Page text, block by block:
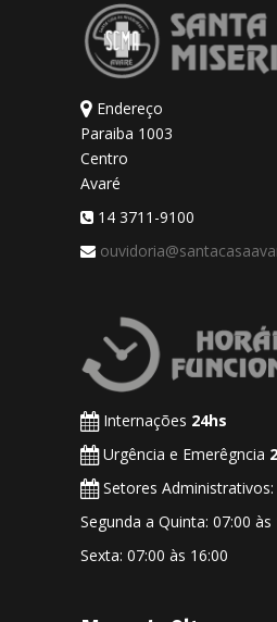
Endereço
Paraiba 1003
Centro
Avaré
14 3711-9100
Internações 24hs
Urgência e Emerêgncia
Setores Administrativos:
Segunda a Quinta: 07:00 às
Sexta: 07:00 às 16:00